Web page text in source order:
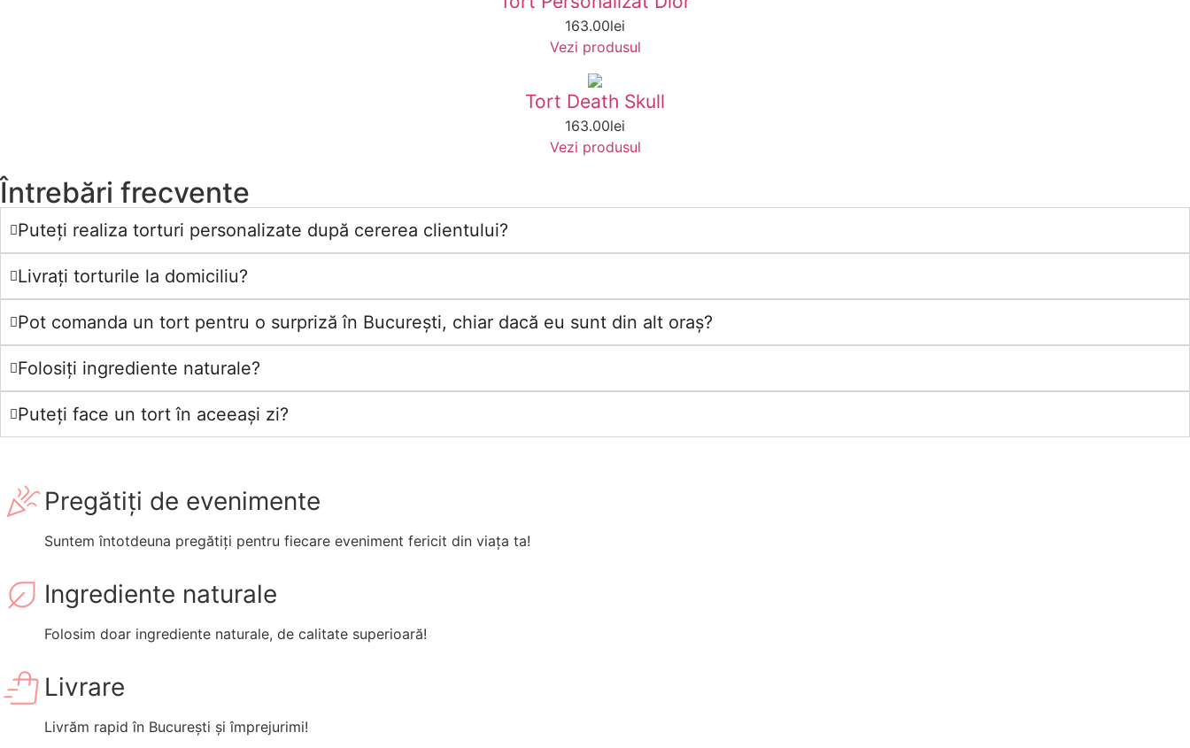
163.00lei
Vezi produsul
Tort Death Skull
163.00lei
Vezi produsul
Întrebări frecvente
Puteți realiza torturi personalizate după cererea clientului?
Livrați torturile la domiciliu?
Pot comanda un tort pentru o surpriză în București, chiar dacă eu sunt din alt oraș?
Folosiți ingrediente naturale?
Puteți face un tort în aceeași zi?
Pregătiți de evenimente
Suntem întotdeuna pregătiți pentru fiecare eveniment fericit din viața ta!
Ingrediente naturale
Folosim doar ingrediente naturale, de calitate superioară!
Livrare
Livrăm rapid în București și împrejurimi!